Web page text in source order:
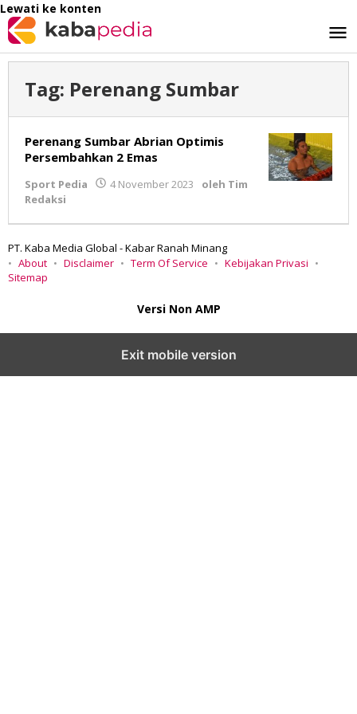
Lewati ke konten
Tag: Perenang Sumbar
Perenang Sumbar Abrian Optimis
Persembahkan 2 Emas
Sport Pedia 4 November 2023 oleh Tim
Redaksi
PT. Kaba Media Global - Kabar Ranah Minang
About
Disclaimer Term Of Service
Kebijakan Privasi
Sitemap
Versi Non AMP
Exit mobile version